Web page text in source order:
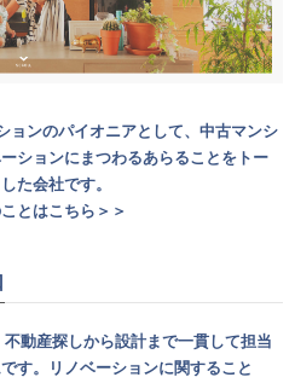
ョンのパイオニアとして、中古マンシ
ションにまつわるあらることをトー
た会社です。
とはこちら＞＞
動産探しから設計まで一貫して担当
す。リノベーションに関すること